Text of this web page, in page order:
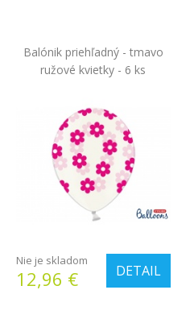
Balónik priehľadný - tmavo
ružové kvietky - 6 ks
DETAIL
Nie je skladom
12,96 €